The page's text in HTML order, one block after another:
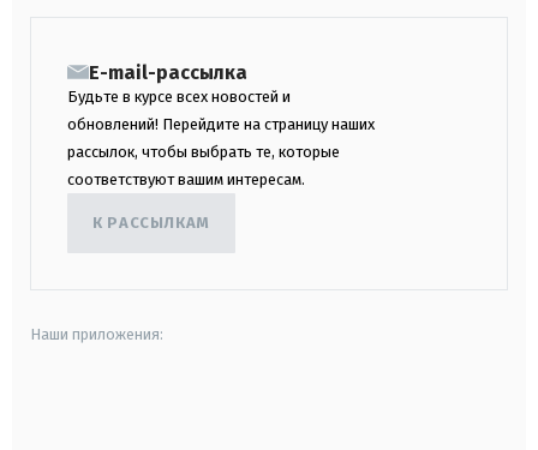
E-mail-рассылка
Будьте в курсе всех новостей и
обновлений! Перейдите на страницу наших
рассылок, чтобы выбрать те, которые
соответствуют вашим интересам.
К РАССЫЛКАМ
Наши приложения: